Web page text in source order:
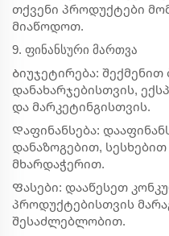
თქვენი პროდუქტები
მიაწოდოთ.
9. ფინანსური მართვა
Ბიუჯეტირება: შექმენით
დანახარჯებისთვის,
და მარკეტინგისთვის.
Დაფინანსება:
დანაზოგებით,
მხარდაჭერით.
Ფასები: დააწესეთ
პროდუქტებისთვის
შესაძლებლობით.